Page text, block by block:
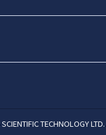
TECHNOLOGY